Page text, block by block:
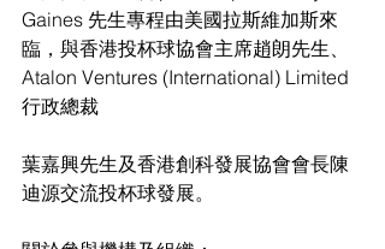
Gaines 先生專程由美國拉斯維加斯來
臨，與香港投杯球協會主席趙朗先生、
Atalon Ventures (International) Limited
行政總裁
葉嘉興先生及香港創科發展協會會長陳
迪源交流投杯球發展。